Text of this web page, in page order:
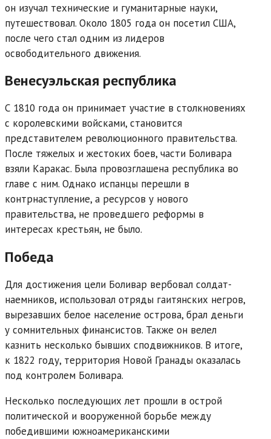
он изучал технические и гуманитарные науки,
путешествовал. Около 1805 года он посетил США,
после чего стал одним из лидеров
освободительного движения.
Венесуэльская республика
С 1810 года он принимает участие в столкновениях
с королевскими войсками, становится
представителем революционного правительства.
После тяжелых и жестоких боев, части Боливара
взяли Каракас. Была провозглашена республика во
главе с ним. Однако испанцы перешли в
контрнаступление, а ресурсов у нового
правительства, не проведшего реформы в
интересах крестьян, не было.
Победа
Для достижения цели Боливар вербовал солдат-
наемников, использовал отряды гаитянских негров,
вырезавших белое население острова, брал деньги
у сомнительных финансистов. Также он велел
казнить несколько бывших сподвижников. В итоге,
к 1822 году, территория Новой Гранады оказалась
под контролем Боливара.
Несколько последующих лет прошли в острой
политической и вооруженной борьбе между
победившими южноамериканскими